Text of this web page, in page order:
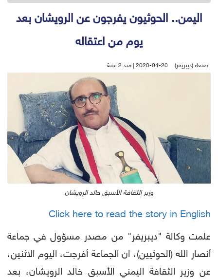
اليمن.. الحوثيون يفرجون عن الرويشان بعد
يوم من اعتقاله
صنعاء (ديبريفر) 2020-04-20 | منذ 2 سنة
وزير الثقافة الأسبق حالد الرويشان
Click here to read the story in English
علمت وكالة "ديبريفر" من مصدر مسؤول في جماعة
أنصار الله (الحوثيين)، ان الجماعة أفرجت، اليوم الاثنين،
عن وزير الثقافة اليمني الأسبق خالد الرويشان، بعد